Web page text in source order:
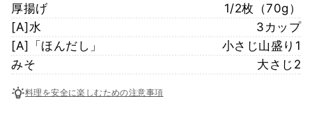
厚揚げ
1/2枚（70g）
[A]水
3カップ
[A]「ほんだし」
小さじ山盛り1
みそ
大さじ2
料理を安全に楽しむための注意事項